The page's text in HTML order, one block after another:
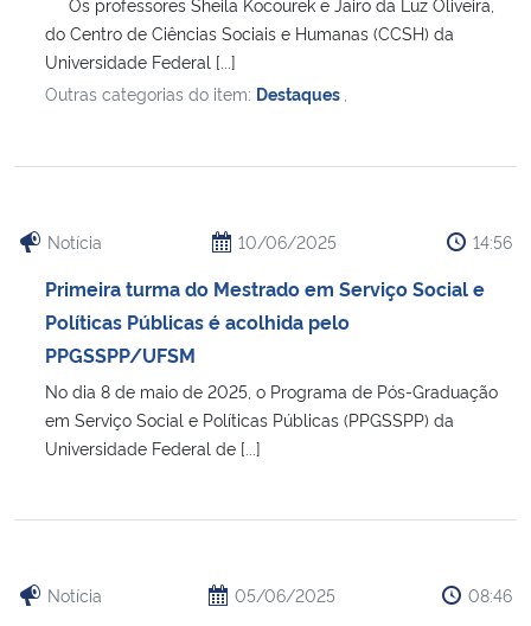
do Centro de Ciências Sociais e Humanas (CCSH) da
Universidade Federal [...]
Outras categorias do item: Destaques
Notícia 10/06/2025 14:56
Primeira turma do Mestrado em Serviço Social e
Políticas Públicas é acolhida pelo
PPGSSPP/UFSM
No dia 8 de maio de 2025, o Programa de Pós-Graduação
em Serviço Social e Políticas Públicas (PPGSSPP) da
Universidade Federal de [...]
Notícia 05/06/2025 08:46